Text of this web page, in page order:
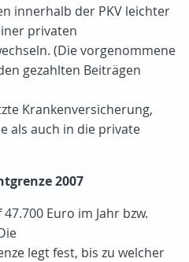
innerhalb der PKV leichter
privaten
(Die vorgenommene
gezahlten Beiträgen
Krankenversicherung,
als auch in die private
2007
Euro im Jahr bzw.
legt fest, bis zu welcher